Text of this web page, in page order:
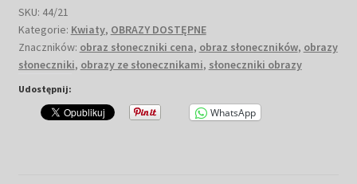
80
x
100
#44
G
SKU: 44/21
Kategorie: Kwiaty, OBRAZY DOSTĘPNE
Znaczników: obraz słoneczniki cena, obraz słoneczników, obrazy
słoneczniki, obrazy ze słonecznikami, słoneczniki obrazy
Udostępnij:
WhatsApp